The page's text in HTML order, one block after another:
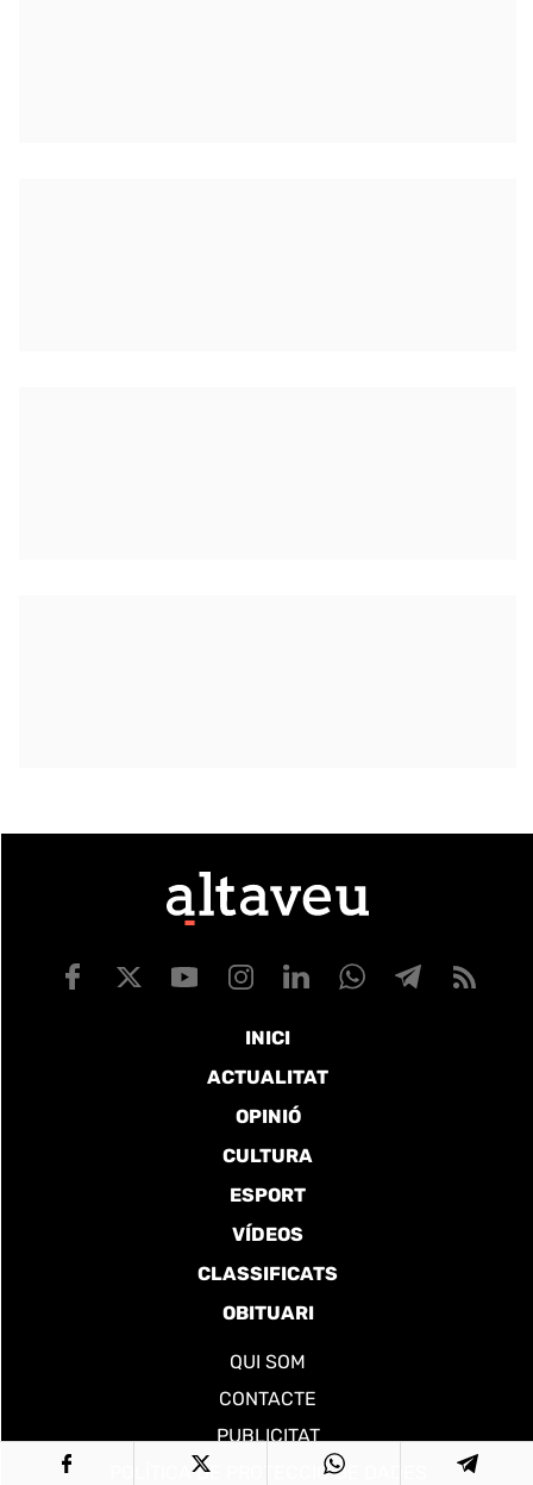
INICI
ACTUALITAT
OPINIÓ
CULTURA
ESPORT
VÍDEOS
CLASSIFICATS
OBITUARI
QUI SOM
CONTACTE
PUBLICITAT
POLÍTICA DE PROTECCIÓ DE DADES